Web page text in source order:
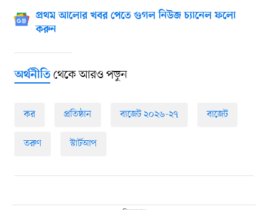
প্রথম আলোর খবর পেতে গুগল নিউজ চ্যানেল ফলো
করুন
অর্থনীতিথেকে আরও পড়ুন
কর প্রতিষ্ঠান বাজেট ২০২৬-২৭ বাজেট
তরুণ স্টার্টআপ